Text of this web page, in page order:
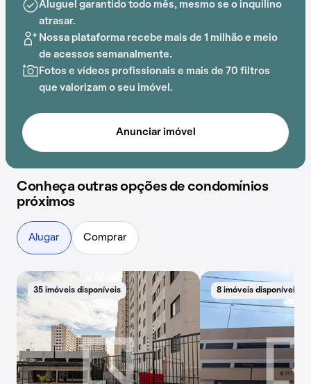
Silva e E.E. PEI Professor Carlos Lencastre acrescenta
praticidade e comodidade na rotina dos que residem
no local.
Aluguel garantido todo mês, mesmo se o inquilino
atrasar.
Nossa plataforma recebe mais de 1 milhão e meio
de acessos semanalmente.
Fotos e vídeos profissionais e mais de 70 filtros
que valorizam o seu imóvel.
Anunciar imóvel
Conheça outras opções de condomínios
próximos
Alugar Comprar
35 imóveis disponíveis 8 imóveis disponíveis